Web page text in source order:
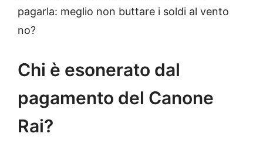
pagarla: meglio non buttare i soldi al vento
no?
Chi è esonerato dal
pagamento del Canone
Rai?